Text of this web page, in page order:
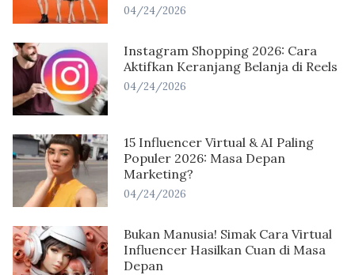
04/24/2026
Instagram Shopping 2026: Cara
Aktifkan Keranjang Belanja di Reels
04/24/2026
15 Influencer Virtual & AI Paling
Populer 2026: Masa Depan
Marketing?
04/24/2026
Bukan Manusia! Simak Cara Virtual
Influencer Hasilkan Cuan di Masa
Depan